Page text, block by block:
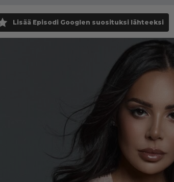
Lisää Episodi Googlen suosituksi lähteeksi